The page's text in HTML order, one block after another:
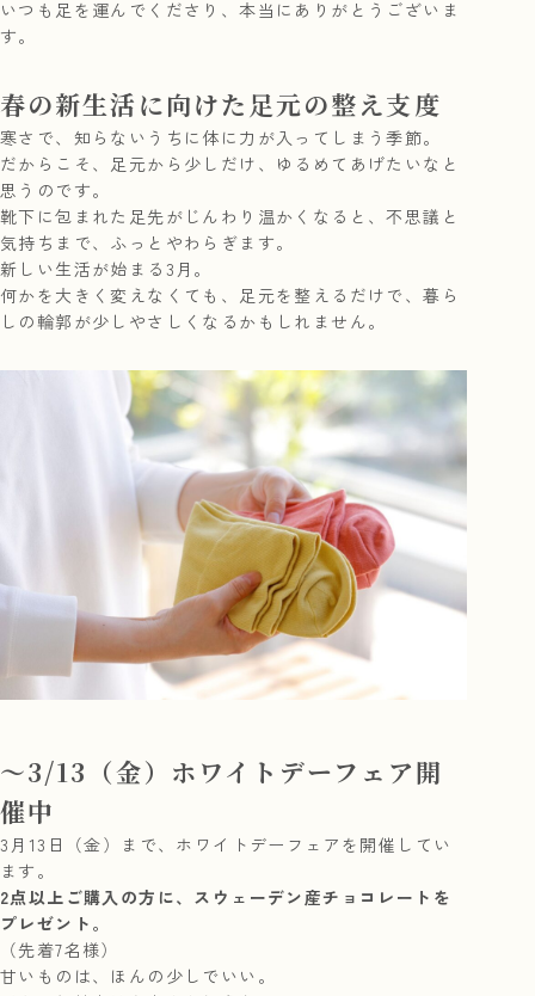
いつも足を運んでくださり、本当にありがとうございま
す。
春の新生活に向けた足元の整え支度
寒さで、知らないうちに体に力が入ってしまう季節。
だからこそ、足元から少しだけ、ゆるめてあげたいなと
思うのです。
靴下に包まれた足先がじんわり温かくなると、不思議と
気持ちまで、ふっとやわらぎます。
新しい生活が始まる3月。
何かを大きく変えなくても、足元を整えるだけで、暮ら
しの輪郭が少しやさしくなるかもしれません。
〜3/13（金）ホワイトデーフェア開
催中
3月13日（金）まで、ホワイトデーフェアを開催してい
ます。
2点以上ご購入の方に、スウェーデン産チョコレートを
プレゼント。
（先着7名様）
甘いものは、ほんの少しでいい。